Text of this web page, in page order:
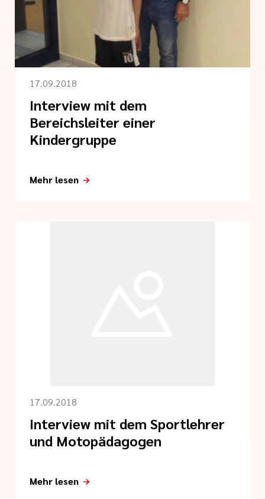
der cts
17.09.2018
Interview mit dem
Bereichsleiter einer
Kindergruppe
Mehr lesen
17.09.2018
Interview mit dem Sportlehrer
und Motopädagogen
Mehr lesen